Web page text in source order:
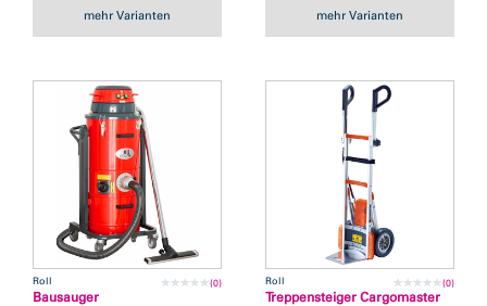
mehr Varianten mehr Varianten
Roll (0)
Bausauger
Roll (0)
Treppensteiger Cargomaster